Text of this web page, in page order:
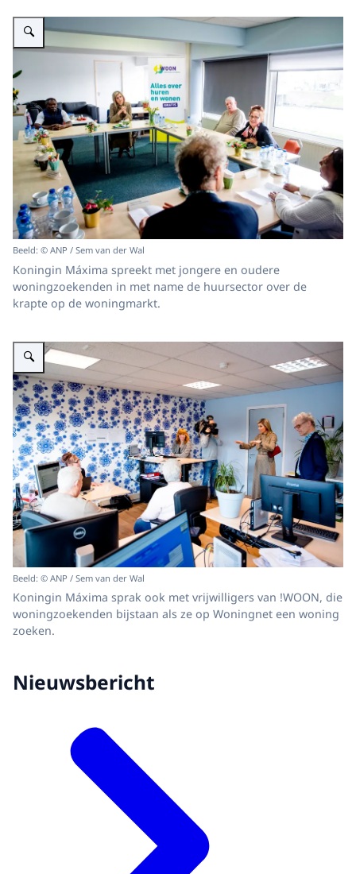
Vergroot afbeelding Koningin Máxima brengt een werkbezoek aan
Beeld: © ANP / Sem van der Wal
Koningin Máxima spreekt met jongere en oudere
woningzoekenden in met name de huursector over de
krapte op de woningmarkt.
Vergroot afbeelding Koningin Máxima brengt een werkbezoek aan
Beeld: © ANP / Sem van der Wal
Koningin Máxima sprak ook met vrijwilligers van !WOON, die
woningzoekenden bijstaan als ze op Woningnet een woning
zoeken.
Nieuwsbericht